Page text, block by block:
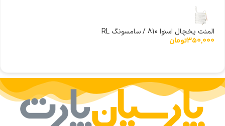
المنت یخچال اسنوا 810 / سامسونگ RL
350,000تومان